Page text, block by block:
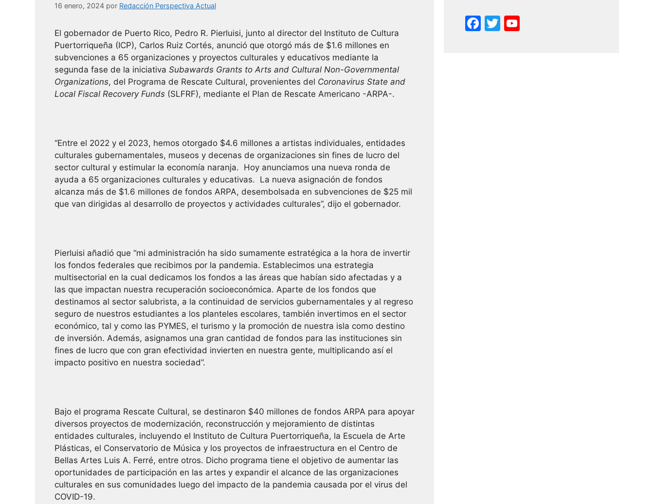
16 enero, 2024 por Redacción Perspectiva Actual
El gobernador de Puerto Rico, Pedro R. Pierluisi, junto al director del Instituto de Cultura
Puertorriqueña (ICP), Carlos Ruiz Cortés, anunció que otorgó más de $1.6 millones en
subvenciones a 65 organizaciones y proyectos culturales y educativos mediante la
segunda fase de la iniciativa Subawards Grants to Arts and Cultural Non-Governmental
Organizations, del Programa de Rescate Cultural, provenientes del Coronavirus State and
Local Fiscal Recovery Funds (SLFRF), mediante el Plan de Rescate Americano -ARPA-.
“Entre el 2022 y el 2023, hemos otorgado $4.6 millones a artistas individuales, entidades
culturales gubernamentales, museos y decenas de organizaciones sin fines de lucro del
sector cultural y estimular la economía naranja. Hoy anunciamos una nueva ronda de
ayuda a 65 organizaciones culturales y educativas. La nueva asignación de fondos
alcanza más de $1.6 millones de fondos ARPA, desembolsada en subvenciones de $25 mil
que van dirigidas al desarrollo de proyectos y actividades culturales”, dijo el gobernador.
Pierluisi añadió que “mi administración ha sido sumamente estratégica a la hora de invertir
los fondos federales que recibimos por la pandemia. Establecimos una estrategia
multisectorial en la cual dedicamos los fondos a las áreas que habían sido afectadas y a
las que impactan nuestra recuperación socioeconómica. Aparte de los fondos que
destinamos al sector salubrista, a la continuidad de servicios gubernamentales y al regreso
seguro de nuestros estudiantes a los planteles escolares, también invertimos en el sector
económico, tal y como las PYMES, el turismo y la promoción de nuestra isla como destino
de inversión. Además, asignamos una gran cantidad de fondos para las instituciones sin
fines de lucro que con gran efectividad invierten en nuestra gente, multiplicando así el
impacto positivo en nuestra sociedad”.
Bajo el programa Rescate Cultural, se destinaron $40 millones de fondos ARPA para apoyar
diversos proyectos de modernización, reconstrucción y mejoramiento de distintas
entidades culturales, incluyendo el Instituto de Cultura Puertorriqueña, la Escuela de Arte
Plásticas, el Conservatorio de Música y los proyectos de infraestructura en el Centro de
Bellas Artes Luis A. Ferré, entre otros. Dicho programa tiene el objetivo de aumentar las
oportunidades de participación en las artes y expandir el alcance de las organizaciones
culturales en sus comunidades luego del impacto de la pandemia causada por el virus del
COVID-19.
F
T